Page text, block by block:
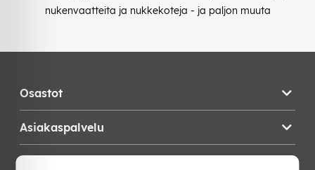
nukenvaatteita ja nukkekoteja - ja paljon muuta
Osastot
Asiakaspalvelu